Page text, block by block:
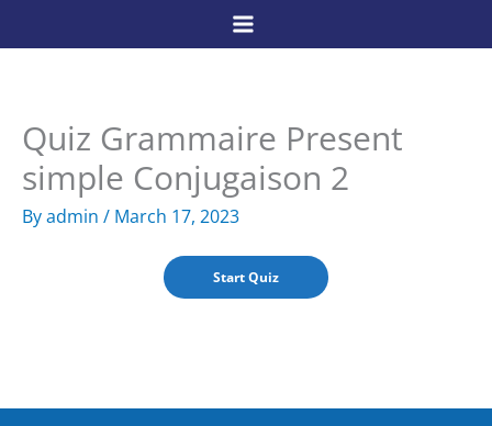
to
Quiz Grammaire Present
simple Conjugaison 2
Byadmin / March 17, 2023